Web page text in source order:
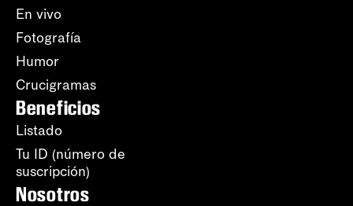
En vivo
Fotografía
Humor
Crucigramas
Beneficios
Listado
Tu ID (número de
suscripción)
Nosotros